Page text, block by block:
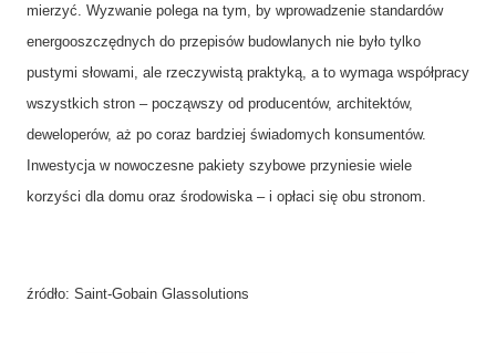
mierzyć. Wyzwanie polega na tym, by wprowadzenie standardów
energooszczędnych do przepisów budowlanych nie było tylko
pustymi słowami, ale rzeczywistą praktyką, a to wymaga współpracy
wszystkich stron – począwszy od producentów, architektów,
deweloperów, aż po coraz bardziej świadomych konsumentów.
Inwestycja w nowoczesne pakiety szybowe przyniesie wiele
korzyści dla domu oraz środowiska – i opłaci się obu stronom.
źródło: Saint-Gobain Glassolutions